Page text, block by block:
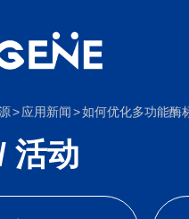
应用新闻 如何优化多功能酶
活动